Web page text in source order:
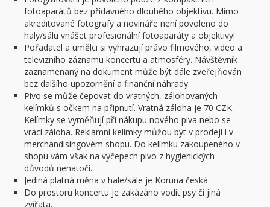
fotoaparátů bez přídavného dlouhého objektivu. Mimo
akreditované fotografy a novináře není povoleno do
haly/sálu vnášet profesionální fotoaparáty a objektivy!
Pořadatel a umělci si vyhrazují právo filmového, video a
televizního záznamu koncertu a atmosféry. Návštěvník
zaznamenaný na dokument může být dále zveřejňován
bez dalšího upozornění a finanční náhrady.
Pivo se může čepovat do vratných, zálohovaných
kelímků s očkem na připnutí. Vratná záloha je 70 CZK.
Kelímky se vyměňují při nákupu nového piva nebo se
vrací záloha. Reklamní kelímky můžou být v prodeji i v
merchandisingovém shopu. Do kelímku zakoupeného v
shopu vám však na výčepech pivo z hygienických
důvodů nenatočí.
Jediná platná měna v hale/sále je Koruna česká.
Do prostoru koncertu je zakázáno vodit psy či jiná
zvířata.